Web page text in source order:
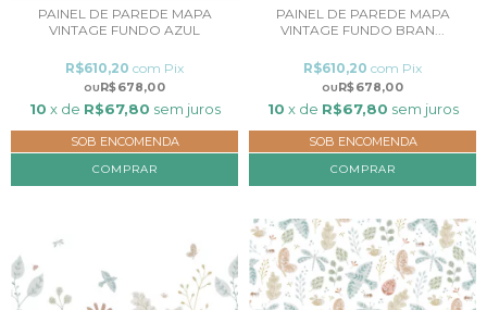
PAINEL DE PAREDE MAPA
VINTAGE FUNDO AZUL
R$678,00
R$610,20 com Pix
10 x de R$67,80 sem juros
SOB ENCOMENDA
COMPRAR
PAINEL DE PAREDE MAPA
VINTAGE FUNDO BRAN...
R$678,00
R$610,20 com Pix
10 x de R$67,80 sem juros
SOB ENCOMENDA
COMPRAR